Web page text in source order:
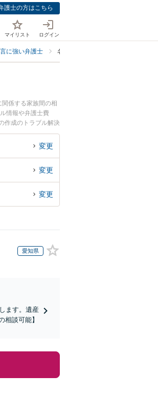
護士の方はこちら
マイリスト ログイン
に強い弁護士 名古屋市北区で公正証書遺言の作成
係する家族間の相
情報や弁護士費
作成のトラブル解決
相談者さんにおすす
変更
変更
変更
愛知県
ます。遺産
談可能】